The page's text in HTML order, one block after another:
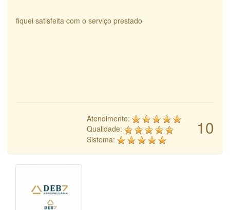
fiquei satisfeita com o serviço prestado
10
Atendimento:
Qualidade:
Sistema: